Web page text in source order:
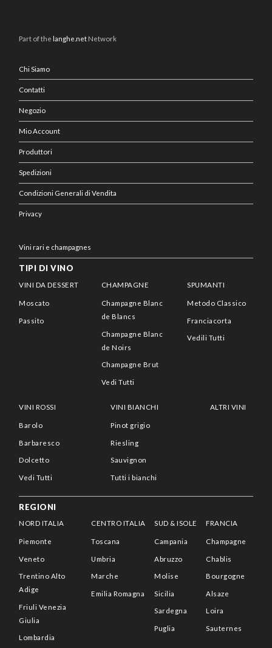
Part of the langhe.net Network
Chi Siamo
Contatti
Negozio
Mio Account
Produttori
Spedizioni
Condizioni Generali di Vendita
Privacy
Vini rari e champagnes
TIPI DI VINO
VINI DA DESSERT
Moscato
Passito
CHAMPAGNE
Champagne Blanc
de Blancs
Champagne Blanc
de Noirs
Champagne Brut
Vedi Tutti
SPUMANTI
Metodo Classico
Franciacorta
Vedili Tutti
VINI ROSSI
Barolo
Barbaresco
Dolcetto
Vedi Tutti
VINI BIANCHI
Pinot grigio
Riesling
Sauvignon
Tutti i bianchi
ALTRI VINI
REGIONI
NORD ITALIA
Piemonte
Veneto
Trentino Alto
Adige
Friuli Venezia
Giulia
Lombardia
CENTRO ITALIA
Toscana
Umbria
Marche
Emilia Romagna
SUD & ISOLE
Campania
Abruzzo
Molise
Sicilia
Sardegna
Puglia
FRANCIA
Champagne
Chablis
Bourgogne
Alsaze
Loira
Sauternes